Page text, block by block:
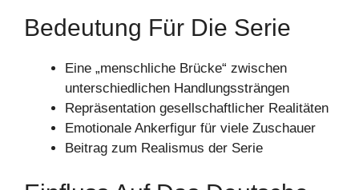
Bedeutung Für Die Serie
Eine „menschliche Brücke“ zwischen
unterschiedlichen Handlungssträngen
Repräsentation gesellschaftlicher Realitäten
Emotionale Ankerfigur für viele Zuschauer
Beitrag zum Realismus der Serie